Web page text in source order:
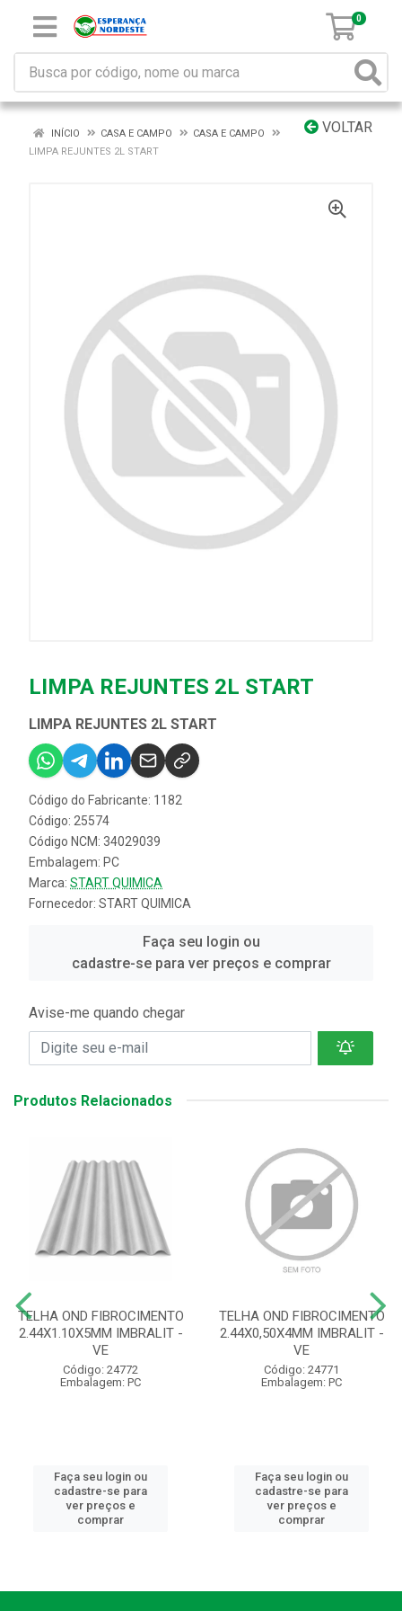
0
VOLTAR
INÍCIO CASA E CAMPO
CASA E CAMPO
LIMPA REJUNTES 2L START
LIMPA REJUNTES 2L START
LIMPA REJUNTES 2L START
Código do Fabricante: 1182
Código: 25574
Código NCM: 34029039
Embalagem: PC
Marca: START QUIMICA
Fornecedor: START QUIMICA
Faça seu login ou
cadastre-se para ver preços e comprar
Avise-me quando chegar
Produtos Relacionados
TELHA OND FIBROCIMENTO
2.44X1.10X5MM IMBRALIT -
VE
Código: 24772
Embalagem: PC
Faça seu login ou
cadastre-se para
ver preços e
comprar
TELHA OND FIBROCIMENTO
2.44X0,50X4MM IMBRALIT -
VE
Código: 24771
Embalagem: PC
Faça seu login ou
cadastre-se para
ver preços e
comprar